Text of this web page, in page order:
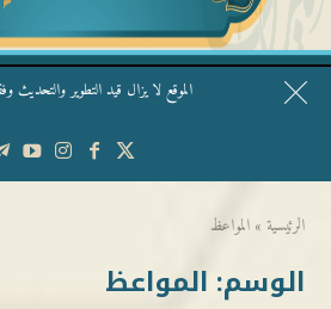
الموقع لا يزال قيد التطوير والتحديث
قال الشيخ ربيع وفقه الله: نحن ليس
الرئيسية » المواعظ
الوسم: المواعظ